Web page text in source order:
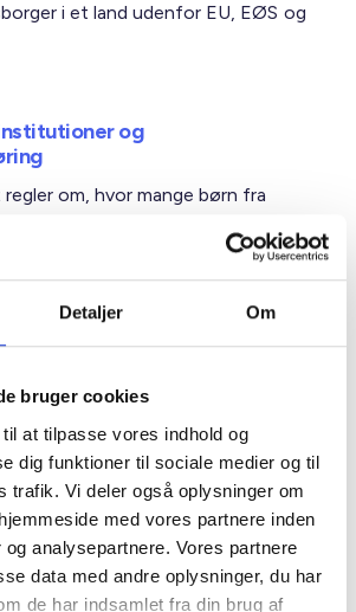
Detaljer Om
bruger cookies
at tilpasse vores indhold og
dig funktioner til sociale medier og til
trafik. Vi deler også oplysninger om
med vores partnere inden
analysepartnere. Vores partnere
data med andre oplysninger, du har
de har indsamlet fra din brug af
i et land udenfor EU, EØS og
og
om, hvor mange børn fra
sprogprøver, som kan være en
oprykning på nyt klassetrin i skoler,
af børnene kommer fra et udsat
svar om